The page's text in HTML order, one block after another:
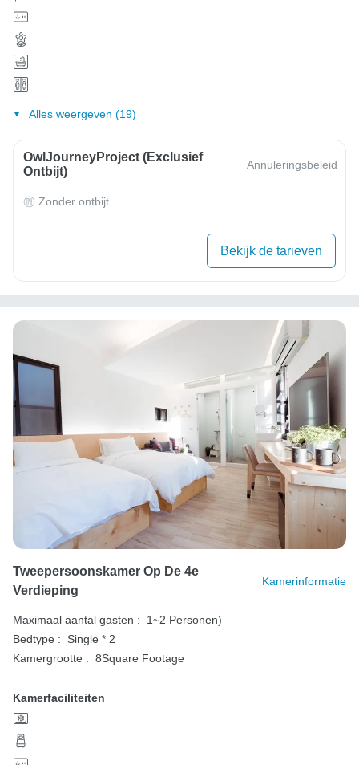
Alles weergeven (19)
OwlJourneyProject (exclusief
Ontbijt)
Annuleringsbeleid
Zonder ontbijt
Bekijk de tarieven
Tweepersoonskamer Op De 4e
Verdieping
Kamerinformatie
Maximaal aantal gasten :
1~2 Personen)
Bedtype :
Single * 2
Kamergrootte : 8Square Footage
Kamerfaciliteiten